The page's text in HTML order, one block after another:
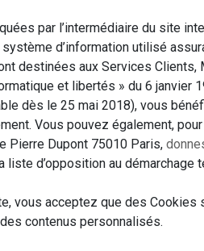
par l’intermédiaire du site
d’information utilisé
destinées aux Services Clients,
et libertés » du 6 janvier
dès le 25 mai 2018), vous
Vous pouvez également,
Pierre Dupont 75010 Paris,
liste d’opposition au
vous acceptez que des
contenus personnalisés.